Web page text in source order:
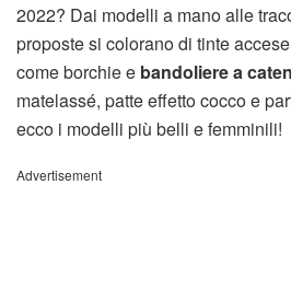
2022? Dai modelli a mano alle
proposte si colorano di tinte
come borchie e bandoliere a
matelassé, patte effetto cocco e
ecco i modelli più belli e femminili!
Advertisement